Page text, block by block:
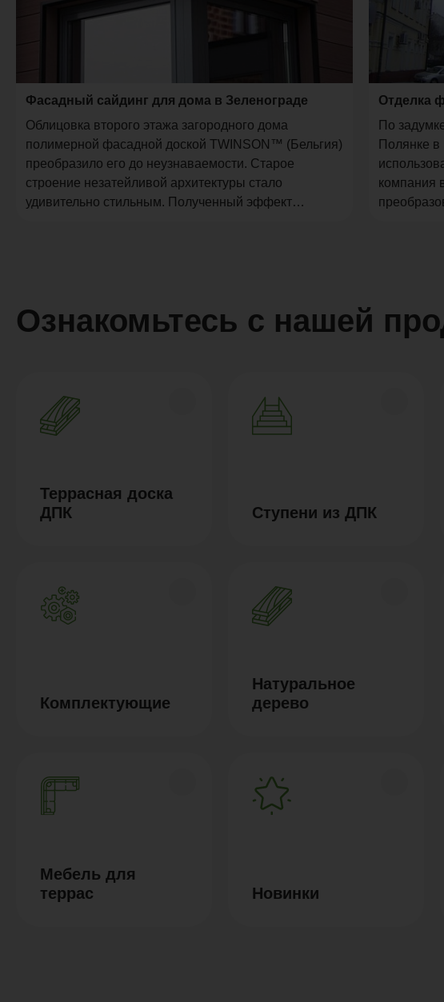
Фасадный сайдинг для дома в Зеленограде
Облицовка второго этажа загородного дома
полимерной фасадной доской TWINSON™ (Бельгия)
преобразило его до неузнаваемости. Старое
строение незатейливой архитектуры стало
удивительно стильным. Полученный эффект
Отделка
По
Полянке
компания
Ознакомьтесь с нашей
Террасная доска
ДПК
Ступени из ДПК
Комплектующие
Натуральное
дерево
Мебель для
террас
Новинки